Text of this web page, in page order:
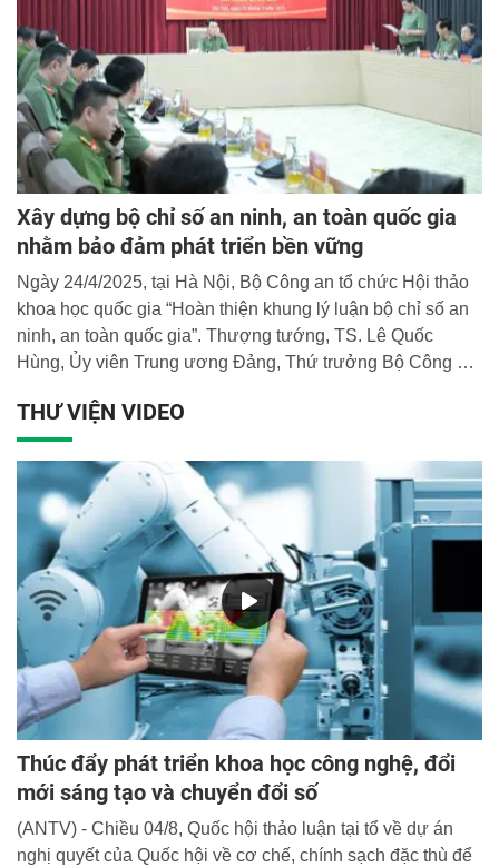
Xây dựng bộ chỉ số an ninh, an toàn quốc gia
nhằm bảo đảm phát triển bền vững
Ngày 24/4/2025, tại Hà Nội, Bộ Công an tổ chức Hội thảo
khoa học quốc gia “Hoàn thiện khung lý luận bộ chỉ số an
ninh, an toàn quốc gia”. Thượng tướng, TS. Lê Quốc
Hùng, Ủy viên Trung ương Đảng, Thứ trưởng Bộ Công an,
an ninh, an toàn quốc gia chủ trì Hội thảo.
THƯ VIỆN VIDEO
Thúc đẩy phát triển khoa học công nghệ, đổi
mới sáng tạo và chuyển đổi số
(ANTV) - Chiều 04/8, Quốc hội thảo luận tại tổ về dự án
nghị quyết của Quốc hội về cơ chế, chính sạch đặc thù để